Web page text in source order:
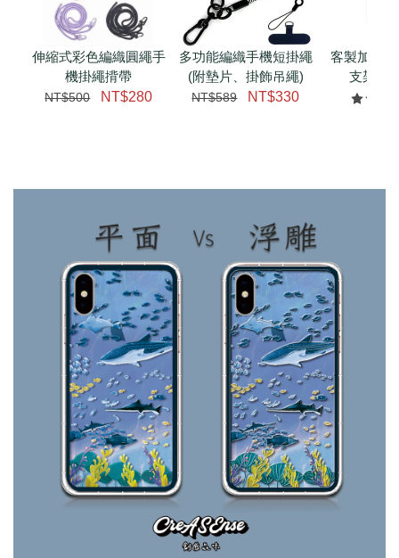
加購配件包折 $𝟯𝟬
瀏覽全部
視化妝包
NT$ 129
NT$ 159
+
大眼睛透氣網眼透
視束口斜背包
NT$ 159
NT$ 189
- +
大眼睛透氣網
視手提沙灘包
NT$ 219
NT$ 249
加入購物車
瀏覽更多
伸縮式彩色編織圓繩手
機掛繩揹帶
NT$500 NT$280
多功能編織手機短掛繩
(附墊片、掛飾吊繩)
NT$589 NT$330
客製加購
支架 腕